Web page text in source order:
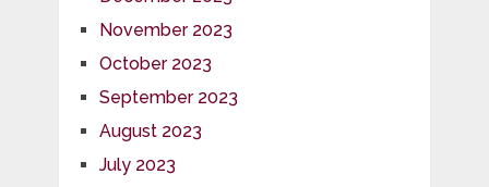
November 2023
October 2023
September 2023
August 2023
July 2023